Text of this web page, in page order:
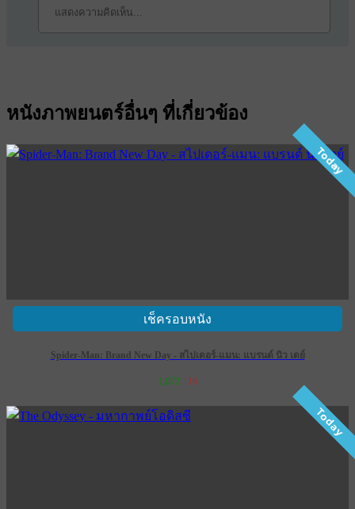
หนังภาพยนตร์อื่นๆ ที่เกี่ยวข้อง
Today
เช็ครอบหนัง
Spider-Man: Brand New Day - สไปเดอร์-แมน: แบรนด์ นิว เดย์
1,072 16
Today